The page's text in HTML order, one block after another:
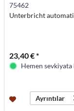
75462
Unterbricht
23,40 € *
Hemen sevkiyata
Ayrıntılar